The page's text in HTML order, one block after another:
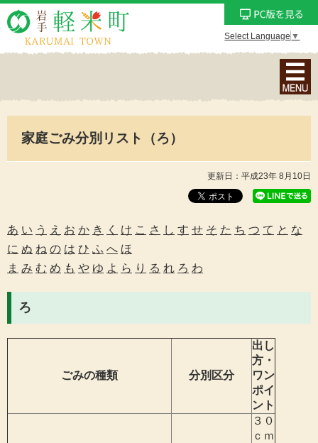
Select Language ▼
ナ
ビ
ン
メ
ュ
家庭ごみ分別リスト（ろ）
更新日：平成23年 8月10日
あ い う え お か き く け こ さ し す せ そ た ち つ て と な
に ぬ ね の は ひ ふ へ ほ
ま み む め も や ゆ よ ら り る れ ろ わ
ろ
ごみの種類 分別区分
出し
方・
ワン
ポイ
ント
３０
ｃｍ